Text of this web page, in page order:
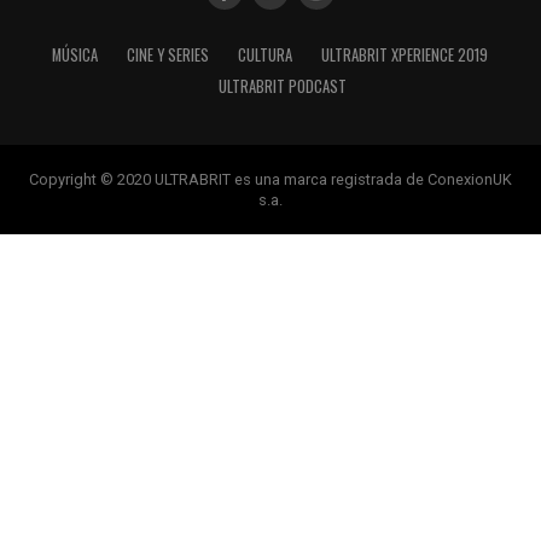
MÚSICA CINE Y SERIES CULTURA
ULTRABRIT XPERIENCE 2019
ULTRABRIT PODCAST
Copyright © 2020 ULTRABRIT es una marca registrada de ConexionUK
s.a.